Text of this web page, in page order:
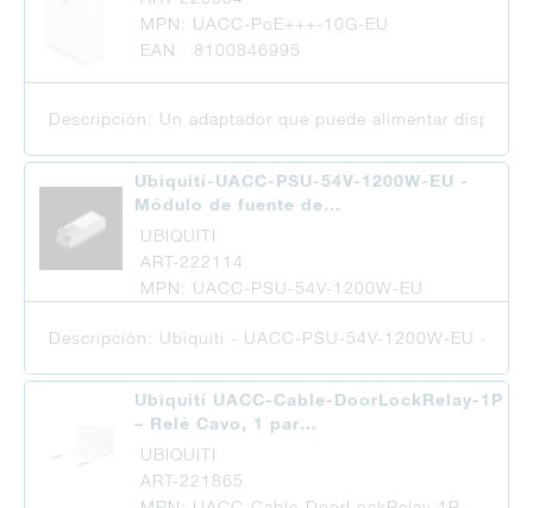
MPN: UACC-PoE+++-10G-EU
EAN 8100846995
Descripción: Un adaptador que puede alimentar
Ubiquiti-UACC-PSU-54V-1200W-EU -
Módulo de fuente de…
UBIQUITI
ART-222114
MPN: UACC-PSU-54V-1200W-EU
Descripción: Ubiquiti - UACC-PSU-54V-1200W-EU -
Ubiquiti UACC-Cable-DoorLockRelay-1P
– Relé Cavo, 1 par…
UBIQUITI
ART-221865